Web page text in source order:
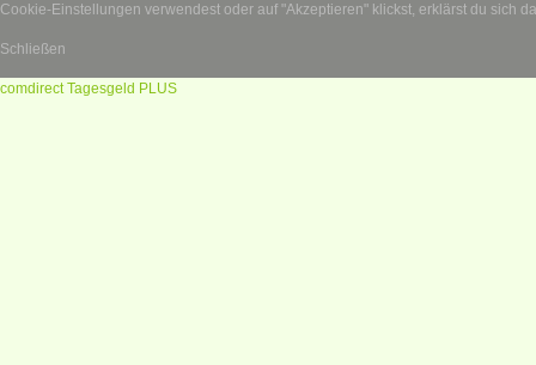
Cookie-Einstellungen verwendest oder auf "Akzeptieren" klickst, erklärst du sich
Schließen
comdirect Tagesgeld PLUS